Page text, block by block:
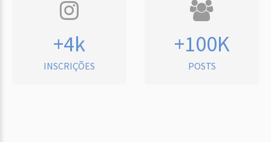
+4k
INSCRIÇÕES
+100K
POSTS